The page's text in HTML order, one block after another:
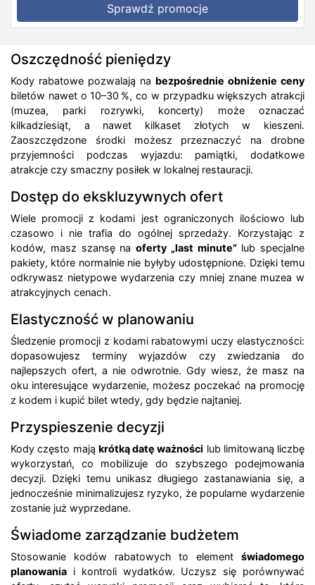
Sprawdź promocje
Oszczędność pieniędzy
Kody rabatowe pozwalają na bezpośrednie obniżenie ceny
biletów nawet o 10–30 %, co w przypadku większych atrakcji
(muzea, parki rozrywki, koncerty) może oznaczać
kilkadziesiąt, a nawet kilkaset złotych w kieszeni.
Zaoszczędzone środki możesz przeznaczyć na drobne
przyjemności podczas wyjazdu: pamiątki, dodatkowe
atrakcje czy smaczny posiłek w lokalnej restauracji.
Dostęp do ekskluzywnych ofert
Wiele promocji z kodami jest ograniczonych ilościowo lub
czasowo i nie trafia do ogólnej sprzedaży. Korzystając z
kodów, masz szansę na oferty „last minute”lub specjalne
pakiety, które normalnie nie byłyby udostępnione. Dzięki temu
odkrywasz nietypowe wydarzenia czy mniej znane muzea w
atrakcyjnych cenach.
Elastyczność w planowaniu
Śledzenie promocji z kodami rabatowymi uczy elastyczności:
dopasowujesz terminy wyjazdów czy zwiedzania do
najlepszych ofert, a nie odwrotnie. Gdy wiesz, że masz na
oku interesujące wydarzenie, możesz poczekać na promocję
z kodem i kupić bilet wtedy, gdy będzie najtaniej.
Przyspieszenie decyzji
Kody często mają krótką datę ważności lub limitowaną liczbę
wykorzystań, co mobilizuje do szybszego podejmowania
decyzji. Dzięki temu unikasz długiego zastanawiania się, a
jednocześnie minimalizujesz ryzyko, że popularne wydarzenie
zostanie już wyprzedane.
Świadome zarządzanie budżetem
Stosowanie kodów rabatowych to element świadomego
planowania i kontroli wydatków. Uczysz się porównywać